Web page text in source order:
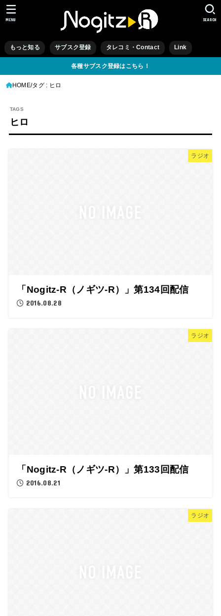
もっと知る サブスク登録 タレコミ・Contact Link
SEARCH
MENU
各種サブスク登録はこちら！
HOME タグ : ヒロ
ヒロ
ラジオ
「Nogitz-R（ノギツ-R）」第134回配信
2016.08.28
ラジオ
「Nogitz-R（ノギツ-R）」第133回配信
2016.08.21
ラジオ